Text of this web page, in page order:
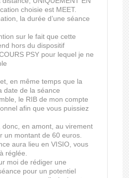
choisie est MEET.
la durée d’une séance
sur le fait que cette
hors du dispositif
PSY pour lequel je ne
en même temps que la
date de la séance
le RIB de mon compte
afin que vous puissiez
donc, en amont, au virement
un montant de 60 euros.
aura lieu en VISIO, vous
réglée.
moi de rédiger une
pour un potentiel